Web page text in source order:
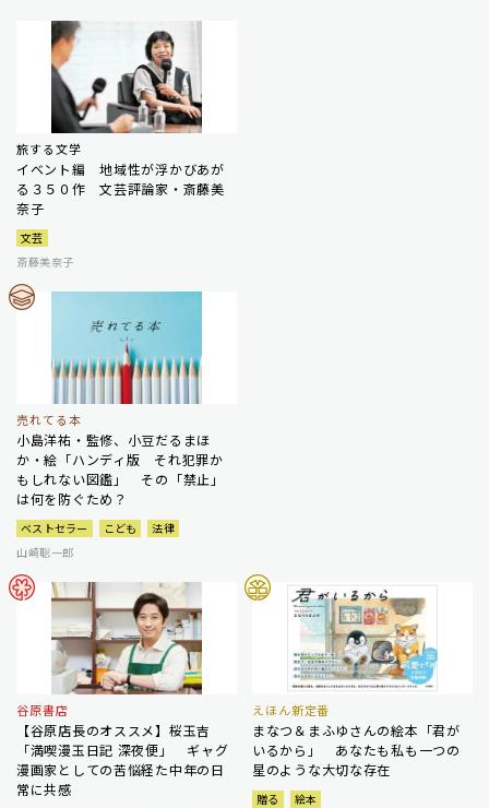
旅する文学
イベント編 地域性が浮かびあが
る３５０作 文芸評論家・斎藤美
奈子
文芸
斎藤美奈子
売れてる本
小島洋祐・監修、小豆だるまほ
か・絵「ハンディ版 それ犯罪か
もしれない図鑑」 その「禁止」
は何を防ぐため？
ベストセラー こども
法律
山崎聡一郎
谷原書店
【谷原店長のオススメ】桜玉吉
「満喫漫玉日記 深夜便」 ギャグ
漫画家としての苦悩経た中年の日
常に共感
えほん新定番
まなつ＆まふゆさんの絵本「君が
いるから」 あなたも私も一つの
星のような大切な存在
贈る
絵本